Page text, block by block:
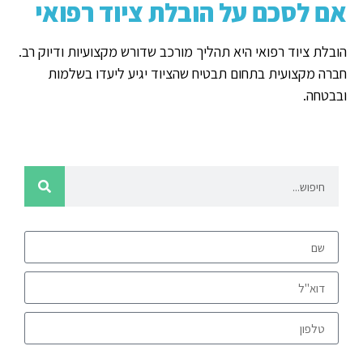
אם לסכם על הובלת ציוד רפואי
הובלת ציוד רפואי היא תהליך מורכב שדורש מקצועיות ודיוק רב.
חברה מקצועית בתחום תבטיח שהציוד יגיע ליעדו בשלמות
ובבטחה.